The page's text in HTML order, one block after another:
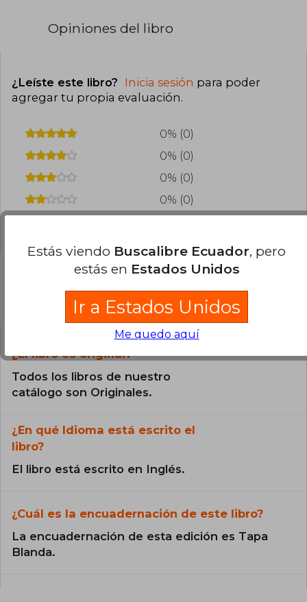
Opiniones del libro
¿Leíste este libro? Inicia sesión para poder
agregar tu propia evaluación.
0% (0)
0% (0)
0% (0)
0% (0)
Preguntas frecuentes sobre el libro
¿El libro es original?
Todos los libros de nuestro
catálogo son Originales.
¿En qué Idioma está escrito el
libro?
El libro está escrito en Inglés.
¿Cuál es la encuadernación de este libro?
La encuadernación de esta edición es Tapa
Blanda.
Estás viendo Buscalibre Ecuador, pero
estás en Estados Unidos
Ir a Estados Unidos
Me quedo aquí